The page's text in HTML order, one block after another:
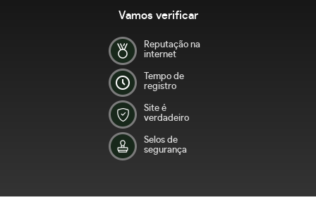
Vamos verificar
Reputação na
internet
Tempo de
registro
Site é
verdadeiro
Selos de
segurança